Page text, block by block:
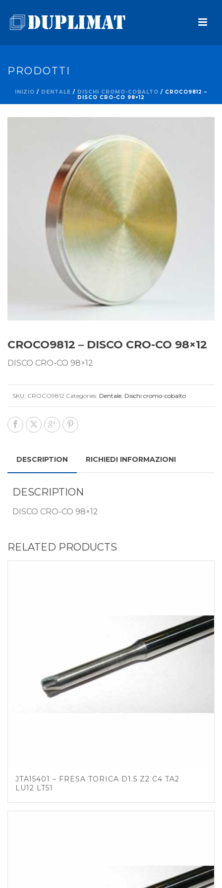
PRODOTTI
INIZIO / DENTALE / DISCHI CROMO-COBALTO / CROCO9812 –
DISCO CRO-CO 98×12
CROCO9812 – DISCO CRO-CO 98×12
DISCO CRO-CO 98×12
SKU: CROCO9812 Categories: Dentale, Dischi cromo-cobalto
DESCRIPTION RICHIEDI INFORMAZIONI
DESCRIPTION
DISCO CRO-CO 98×12
RELATED PRODUCTS
JTA15401 – FRESA TORICA D1.5 Z2 C4 TA2
LU12 LT51